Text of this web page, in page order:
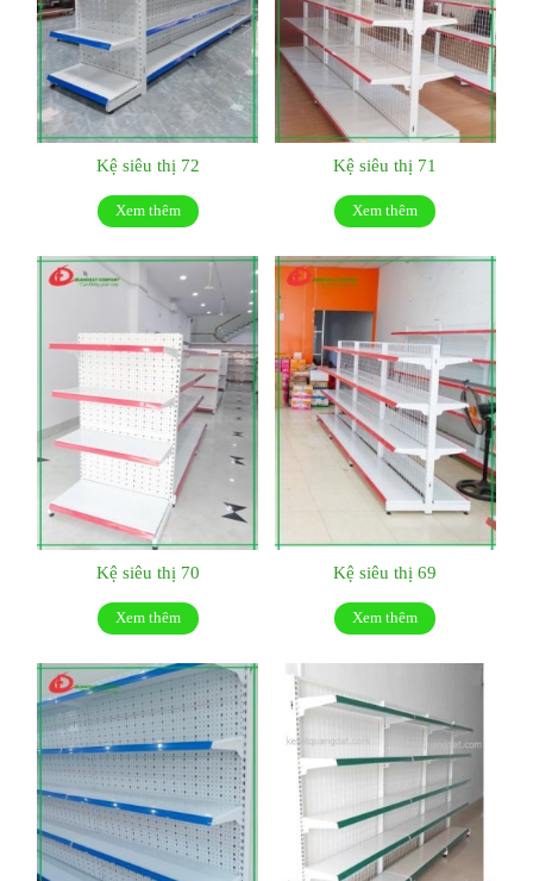
Kệ siêu thị 72
Xem thêm
Kệ siêu thị 71
Xem thêm
Kệ siêu thị 70
Xem thêm
Kệ siêu thị 69
Xem thêm